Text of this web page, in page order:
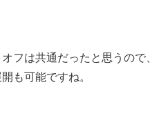
フは共通だったと思うので、
も可能ですね。